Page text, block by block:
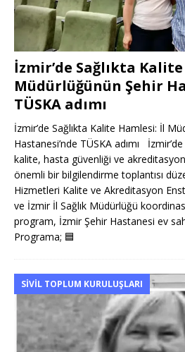
İzmir’de Sağlıkta
Müdürlüğünün Şehir
TÜSKA adımı
İzmir’de Sağlıkta Kalite Hamlesi: İl
Hastanesi’nde TÜSKA adımı
kalite, hasta güvenliği ve
önemli bir bilgilendirme toplantısı
Hizmetleri Kalite ve Akreditasyon
ve İzmir İl Sağlık Müdürlüğü
program, İzmir Şehir Hastanesi ev
Programa; 🟦
SIVIL TOPLUM KURULUŞLARI